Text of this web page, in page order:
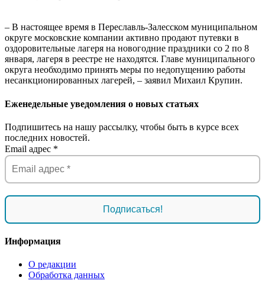
– В настоящее время в Переславль-Залесском муниципальном
округе московские компании активно продают путевки в
оздоровительные лагеря на новогодние праздники со 2 по 8
января, лагеря в реестре не находятся. Главе муниципального
округа необходимо принять меры по недопущению работы
несанкционированных лагерей, – заявил Михаил Крупин.
Еженедельные уведомления о новых статьях
Подпишитесь на нашу рассылку, чтобы быть в курсе всех
последних новостей.
Email адрес *
Информация
О редакции
Обработка данных